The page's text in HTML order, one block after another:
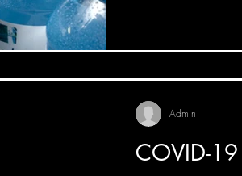
COVID-19
Admin